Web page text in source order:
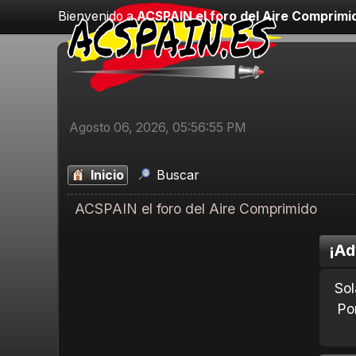
Bienvenido aACSPAIN el foro del Aire
Agosto 06, 2026, 05:56:55 PM
Inicio Buscar
ACSPAIN el foro del Aire Comprimido